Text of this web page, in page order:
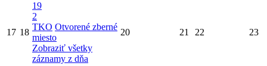
17 18
19
2
TKO Otvorené zberné
miesto
Zobraziť všetky
záznamy z dňa
20 21 22 23